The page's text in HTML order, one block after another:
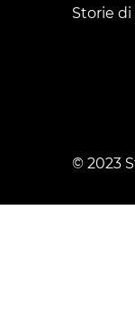
Storie di
© 2023